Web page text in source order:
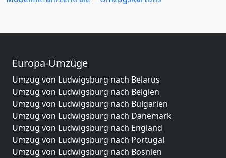
Europa-Umzüge
Umzug von Ludwigsburg nach Belarus
Umzug von Ludwigsburg nach Belgien
Umzug von Ludwigsburg nach Bulgarien
Umzug von Ludwigsburg nach Dänemark
Umzug von Ludwigsburg nach England
Umzug von Ludwigsburg nach Portugal
Umzug von Ludwigsburg nach Bosnien